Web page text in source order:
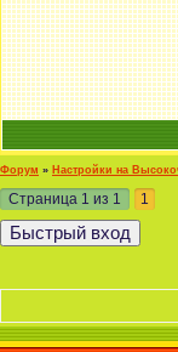
Форум » Настройки на
Страница 1 из 1 1